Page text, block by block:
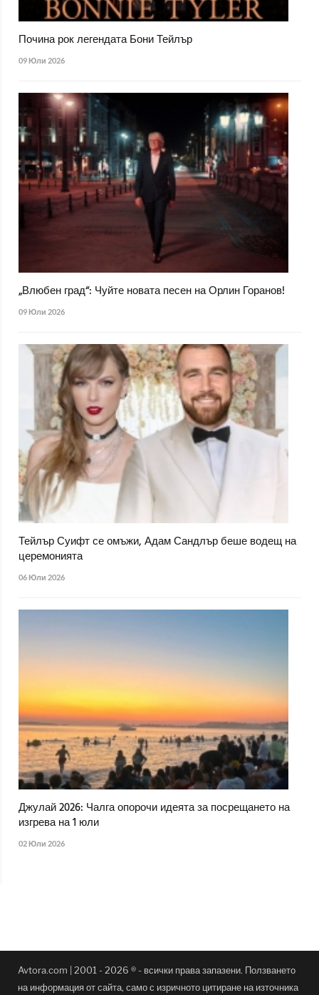
Почина рок легендата Бони Тейлър
09 Юли 2026
„Влюбен град“: Чуйте новата песен на Орлин Горанов!
09 Юли 2026
Тейлър Суифт се омъжи, Адам Сандлър беше водещ на
церемонията
06 Юли 2026
Джулай 2026: Чалга опорочи идеята за посрещането на
изгрева на 1 юли
02 Юли 2026
Avtora.com | 2001 - 2026 ® - всички права запазени. Ползването
на информация от сайта, само с изричното цитиране на източника